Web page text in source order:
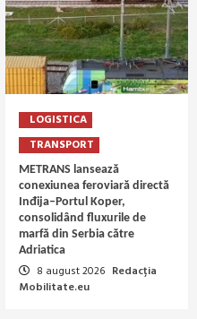
LOGISTICA
TRANSPORT
METRANS lansează
conexiunea feroviară directă
Inđija–Portul Koper,
consolidând fluxurile de
marfă din Serbia către
Adriatica
8 august 2026 Redacția
Mobilitate.eu